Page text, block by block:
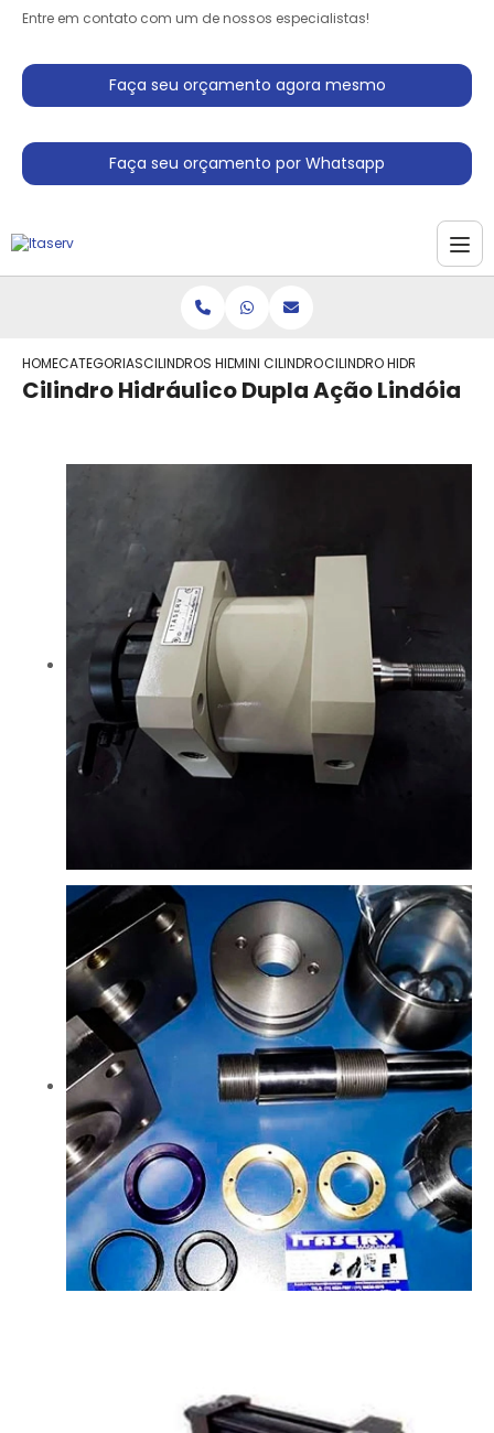
Entre em contato com um de nossos especialistas!
Faça seu orçamento agora mesmo
Faça seu orçamento por Whatsapp
HOMECATEGORIASCILINDROS HIDRAULICOMINI CILINDRO HIDRAULICO
CILINDRO HIDRAULICO
Cilindro Hidráulico Dupla Ação Lindóia